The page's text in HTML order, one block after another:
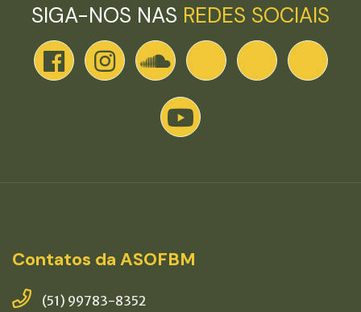
SIGA-NOS NAS REDES SOCIAIS
Contatos da ASOFBM
(51) 99783-8352